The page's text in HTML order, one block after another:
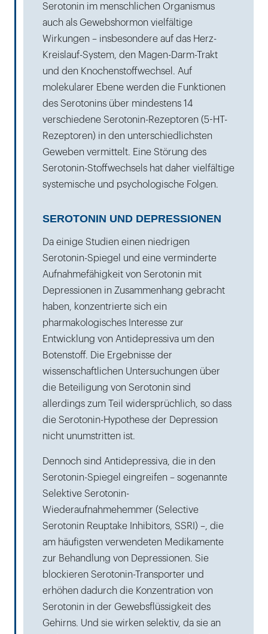
Serotonin im menschlichen Organismus
auch als Gewebshormon vielfältige
Wirkungen – insbesondere auf das Herz-
Kreislauf-System, den Magen-Darm-Trakt
und den Knochenstoffwechsel. Auf
molekularer Ebene werden die Funktionen
des Serotonins über mindestens 14
verschiedene Serotonin-Rezeptoren (5-HT-
Rezeptoren) in den unterschiedlichsten
Geweben vermittelt. Eine Störung des
Serotonin-Stoffwechsels hat daher vielfältige
systemische und psychologische Folgen.
SEROTONIN UND DEPRESSIONEN
Da einige Studien einen niedrigen
Serotonin-Spiegel und eine verminderte
Aufnahmefähigkeit von Serotonin mit
Depressionen in Zusammenhang gebracht
haben, konzentrierte sich ein
pharmakologisches Interesse zur
Entwicklung von Antidepressiva um den
Botenstoff. Die Ergebnisse der
wissenschaftlichen Untersuchungen über
die Beteiligung von Serotonin sind
allerdings zum Teil widersprüchlich, so dass
die Serotonin-Hypothese der Depression
nicht unumstritten ist.
Dennoch sind Antidepressiva, die in den
Serotonin-Spiegel eingreifen – sogenannte
Selektive Serotonin-
Wiederaufnahmehemmer (Selective
Serotonin Reuptake Inhibitors, SSRI) –, die
am häufigsten verwendeten Medikamente
zur Behandlung von Depressionen. Sie
blockieren Serotonin-Transporter und
erhöhen dadurch die Konzentration von
Serotonin in der Gewebsflüssigkeit des
Gehirns. Und sie wirken selektiv, da sie an